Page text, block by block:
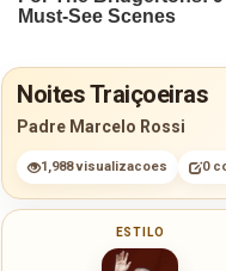
Noites Traiçoeiras
Padre Marcelo Rossi
1,988 visualizacoes 0
ESTILO